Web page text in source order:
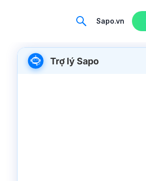
Sapo.vn
Trợ lý Sapo